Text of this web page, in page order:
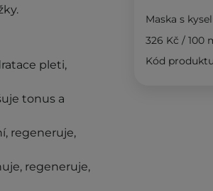
pleti,
tonus a
regeneruje,
regeneruje,
Maska s
326 Kč / 100
Kód